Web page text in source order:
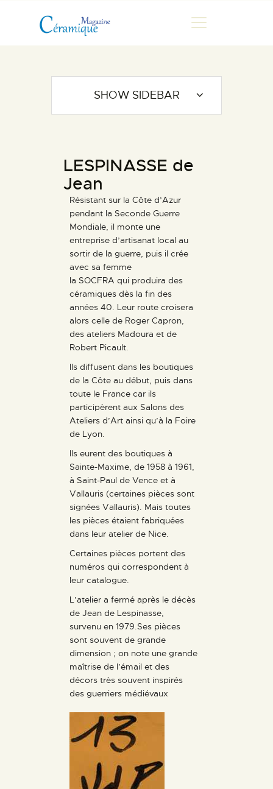
MAGAZINE
CHRONIQUES DE LUC
LES ARTISTES
GALERIES
MARCHANDES
DOCUMENTATION
CONTACT
ESPACE PRO
LESPINASSE de
Jean
Résistant sur la Côte d’Azur
pendant la Seconde Guerre
Mondiale, il monte une
entreprise d’artisanat local au
sortir de la guerre, puis il crée
avec sa femme
la SOCFRA qui produira des
céramiques dès la fin des
années 40. Leur route croisera
alors celle de Roger Capron,
des ateliers Madoura et de
Robert Picault.
Ils diffusent dans les boutiques
de la Côte au début, puis dans
toute le France car ils
participèrent aux Salons des
Ateliers d’Art ainsi qu’à la Foire
de Lyon.
Ils eurent des boutiques à
Sainte-Maxime, de 1958 à 1961,
à Saint-Paul de Vence et à
Vallauris (certaines pièces sont
signées Vallauris). Mais toutes
les pièces étaient fabriquées
dans leur atelier de Nice.
Certaines pièces portent des
numéros qui correspondent à
leur catalogue.
L’atelier a fermé après le décès
de Jean de Lespinasse,
survenu en 1979.Ses pièces
sont souvent de grande
dimension ; on note une grande
maîtrise de l’émail et des
décors très souvent inspirés
des guerriers médiévaux
SHOW SIDEBAR